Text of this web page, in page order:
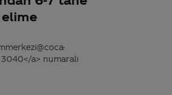
elime
a> numaralı